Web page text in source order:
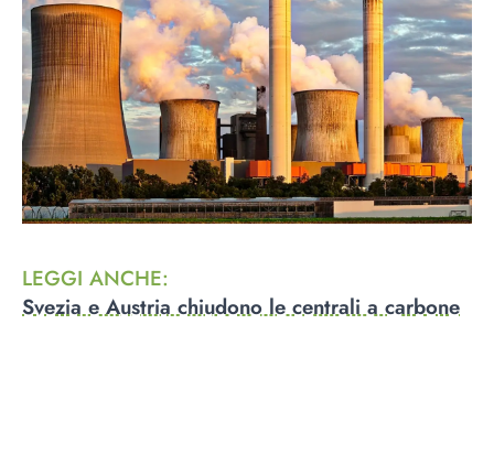
LEGGI ANCHE:
Svezia e Austria chiudono le centrali a carbone